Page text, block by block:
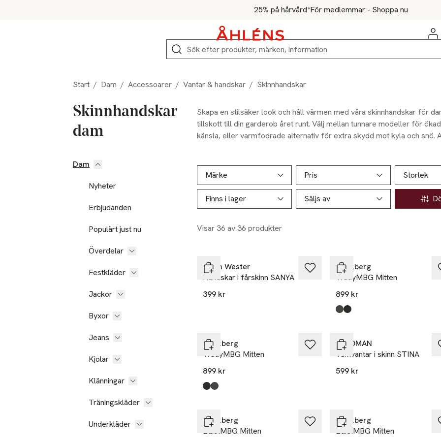
25% på hårvård*För medlemmar - Shoppa nu
Sök
Start / Dam / Accessoarer / Vantar & handskar / Skinnhandskar
Skinnhandskar
dam
Skapa en stilsäker look och håll värmen med våra skinnhandskar för
tillskott till din garderob året runt. Välj mellan tunnare modeller för
känsla, eller varmfodrade alternativ för extra skydd mot kyla och snö.
spännen för att hitta handskar som matchar din personliga stil.
Hoppa till produktsidan
Dam
Nyheter
Erbjudanden
Populärt just nu
Överdelar
Festkläder
Jackor
Byxor
Jeans
Kjolar
Klänningar
Träningskläder
Underkläder
Hoppa till produktsidan
Märke
Pris Storlek
Finns i lager Säljs av
Visar 36 av 36 produkter
Lista över produkter
Carin Wester
Handskar i fårskinn SANYA
399 kr
Markberg
TrudyMBG Mitten
899 kr
Produkten finns i färgerna:
Olive W/Black
Black W/Black
Markberg
TrudyMBG Mitten
899 kr
Produkten finns i färgerna:
Black W/Black
Olive W/Black
Å WOMAN
Tumvantar i skinn STINA
599 kr
Markberg
EdithMBG Mitten
Markberg
EdithMBG Mitten